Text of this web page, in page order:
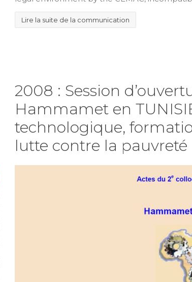
Lire la suite de la communication
2008 : Session
Hammamet en
technologique,
lutte contre la pauvreté